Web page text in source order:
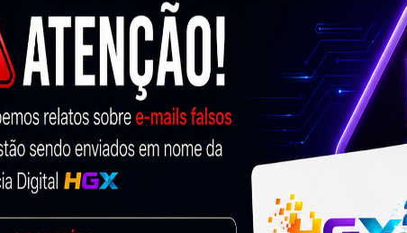
de-url-pode-salvar-sua-vida123.
é capaz de entender exatamente do que será tratado no
desse tipo de erro é bastante simples. Instale oplugin